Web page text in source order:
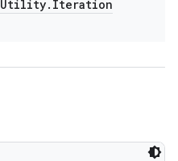
Utility. Iteration